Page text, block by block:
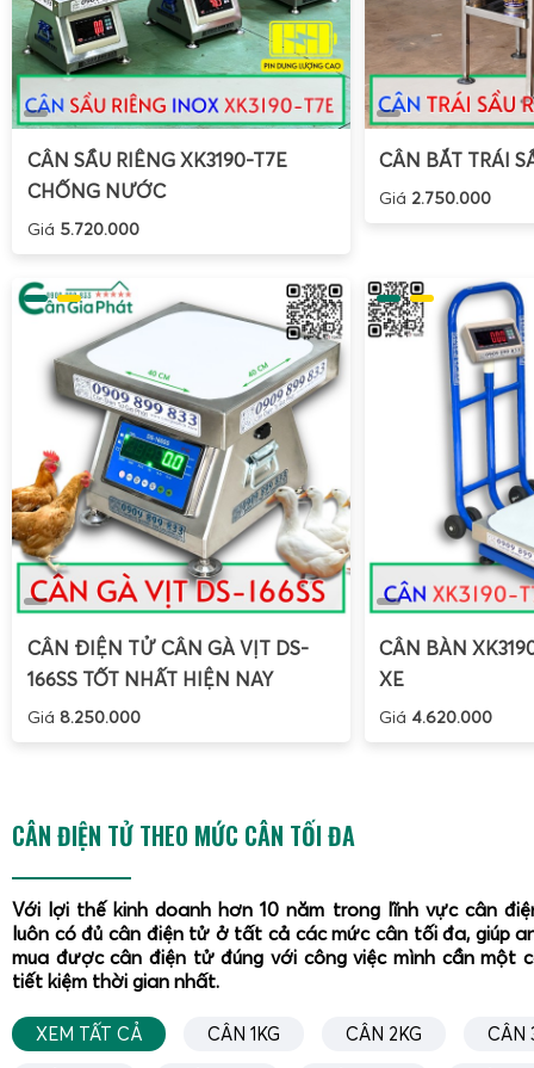
CÂN SẦU RIÊNG XK3190-T7E
CHỐNG NƯỚC
Giá 5.720.000
CÂN BẮT TRÁI
Giá 2.750.000
CÂN ĐIỆN TỬ CÂN GÀ VỊT DS-
166SS TỐT NHẤT HIỆN NAY
Giá 8.250.000
CÂN BÀN
XE
Giá 4.620.000
CÂN ĐIỆN TỬ THEO MỨC CÂN TỐI ĐA
Với lợi thế kinh doanh hơn 10 năm trong lĩnh vực cân
luôn có đủ cân điện tử ở tất cả các mức cân tối đa, giúp
mua được cân điện tử đúng với công việc mình cần một
tiết kiệm thời gian nhất.
XEM TẤT CẢ CÂN 1KG CÂN 2KG CÂN